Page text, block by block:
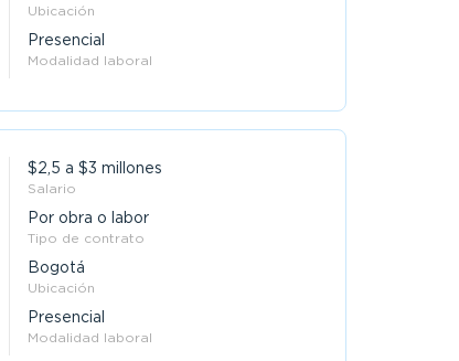
Ubicación
Presencial
Modalidad laboral
$2,5 a $3 millones
Salario
Por obra o labor
Tipo de contrato
Bogotá
Ubicación
Presencial
Modalidad laboral